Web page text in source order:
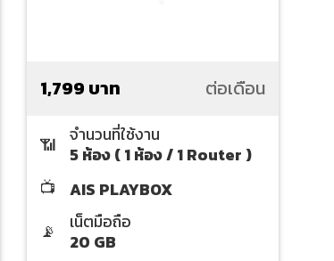
1,799 บาท ต่อเดือน
📶
จำนวนที่ใช้งาน
5 ห้อง ( 1 ห้อง / 1 Router )
📺
AIS PLAYBOX
📡
เน็ตมือถือ
20 GB